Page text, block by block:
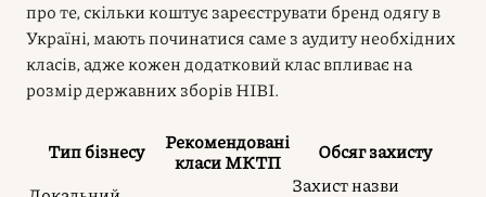
про те, скільки коштує зареєструвати бренд одягу в
Україні, мають починатися саме з аудиту необхідних
класів, адже кожен додатковий клас впливає на
розмір державних зборів НІВІ.
Тип бізнесу
Рекомендовані
класи МКТП
Обсяг захисту
Захист назви